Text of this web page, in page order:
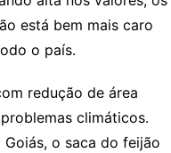
está bem mais caro
o país.
redução de área
climáticos.
o saca do feijão